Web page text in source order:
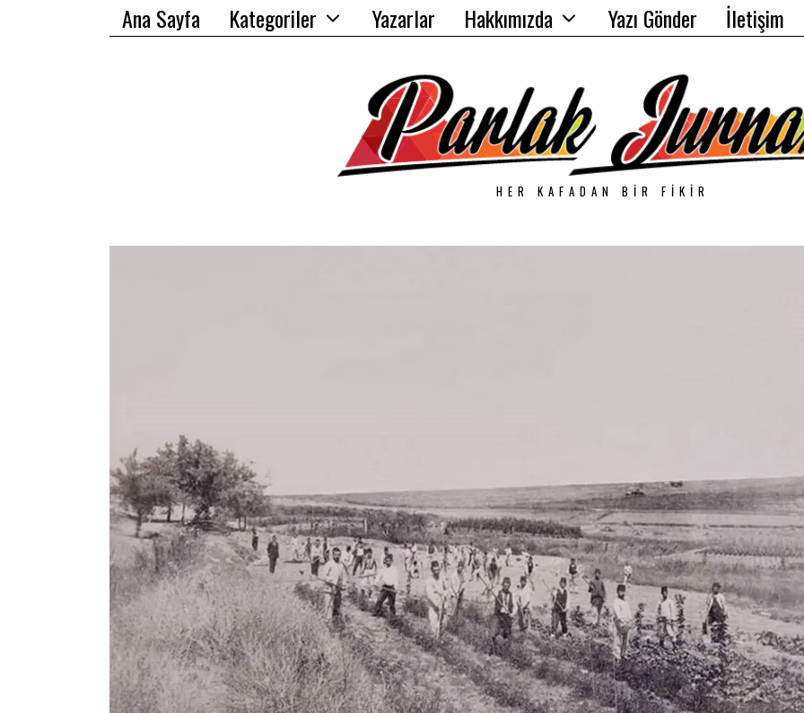
Ana Sayfa Kategoriler Yazarlar Hakkımızda Yazı Gönder İletişim
HER KAFADAN BIR FIKIR